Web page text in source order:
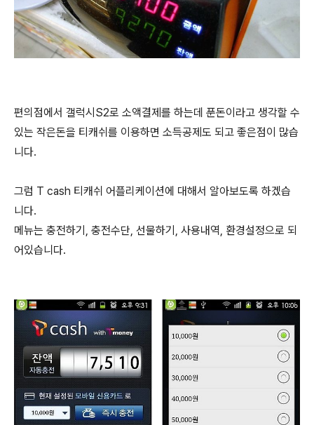
편의점에서 갤럭시S2로 소액결제를 하는데 푼돈이라고 생각할 수
있는 작은돈을 티캐쉬를 이용하면 소득공제도 되고 좋은점이 많습
니다.
그럼 T cash 티캐쉬 어플리케이션에 대해서 알아보도록 하겠습
니다.
메뉴는 충전하기, 충전수단, 선물하기, 사용내역, 환경설정으로 되
어있습니다.